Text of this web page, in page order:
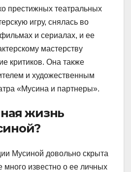
престижных театральных
игру, снялась во
и сериалах, и ее
мастерству
критиков. Она также
и художественным
«Мусина и партнеры».
жизнь
Мусиной довольно скрыта
много известно о ее личных